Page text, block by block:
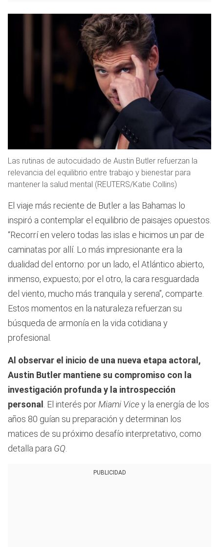
Las rutinas de autocuidado de Austin Butler refuerzan la
relevancia del equilibrio entre trabajo y bienestar para
mantener la salud mental (REUTERS/Katie Collins)
El viaje más reciente de Butler a las Bahamas lo
inspiró a contemplar el equilibrio de paisajes opuestos.
“Recorrí en velero todas las islas e hicimos un par de
caminatas por allí. Lo más impresionante era la
dualidad del entorno: por un lado, el Atlántico abierto,
inmenso, expuesto; por el otro, la cara resguardada
del viento, mucho más tranquila y serena”, comparte.
Estos momentos en la naturaleza refuerzan su
búsqueda de armonía en la vida cotidiana y
profesional.
Al observar el inicio de una nueva etapa actoral,
Austin Butler mantiene su compromiso con la
investigación profunda y la introspección
personal . El interés porMiami Vicey la energía de los
años 80 guían su preparación y determinan los
matices de su próximo desafío interpretativo, como
detalla para GQ.
PUBLICIDAD